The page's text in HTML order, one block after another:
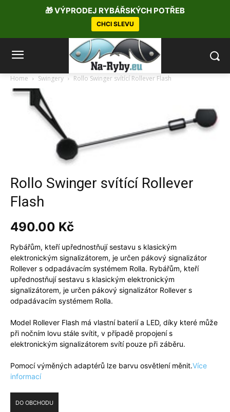
Home Swingery Rollo Swinger svítící Rollever Flash
Rollo Swinger svítící Rollever
Flash
490.00 Kč
Rybářům, kteří upřednostňují sestavu s klasickým
elektronickým signalizátorem, je určen pákový signalizátor
Rollever s odpadávacím systémem Rolla. Rybářům, kteří
upřednostňují sestavu s klasickým elektronickým
signalizátorem, je určen pákový signalizátor Rollever s
odpadávacím systémem Rolla.
Model Rollever Flash má vlastní baterií a LED, díky které může
při nočním lovu stále svítit, v případě propojení s
elektronickým signalizátorem svítí pouze při záběru.
Pomocí výměných adaptérů lze barvu osvětlení měnit.Více
informací
DO OBCHODU
🎁 VÝPRODEJ RYBÁŘSKÝCH POTŘEB
CHCI SLEVU